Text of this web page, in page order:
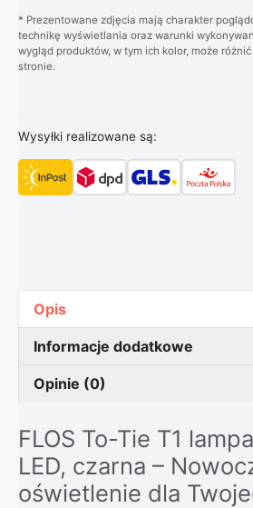
* Prezentowane zdjęcia mają charakter
technikę wyświetlania oraz warunki
wygląd produktów, w tym ich kolor, może
stronie.
Wysyłki realizowane są:
Opis
Informacje dodatkowe
Opinie (0)
FLOS To-Tie T1
LED, czarna –
oświetlenie dla